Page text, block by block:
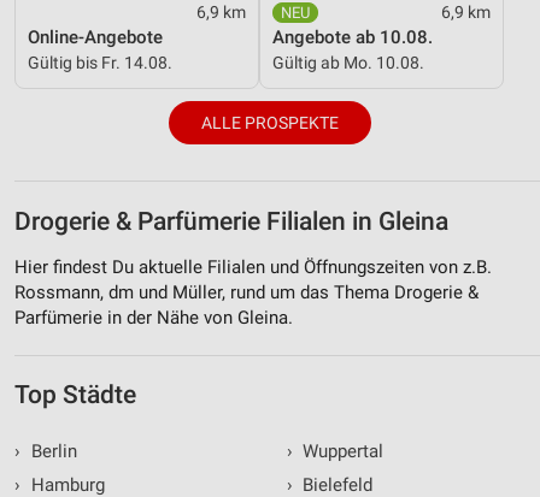
6,9 km
Online-Angebote
Gültig bis Fr. 14.08.
6,9 km
Angebote ab 10.08.
Gültig ab Mo. 10.08.
ALLE PROSPEKTE
Drogerie & Parfümerie Filialen in Gleina
Hier findest Du aktuelle Filialen und Öffnungszeiten von z.B.
Rossmann, dm und Müller, rund um das Thema Drogerie &
Parfümerie in der Nähe von Gleina.
Top Städte
›
Berlin
›
Hamburg
› Wuppertal
› Bielefeld